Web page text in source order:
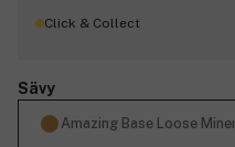
Click & Collect
Sävy
Amazing Base Loose